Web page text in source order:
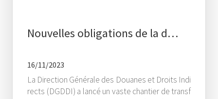
Nouvelles obligations de la d…
16/11/2023
La Direction Générale des Douanes et Droits Indi
rects (DGDDI) a lancé un vaste chantier de transf